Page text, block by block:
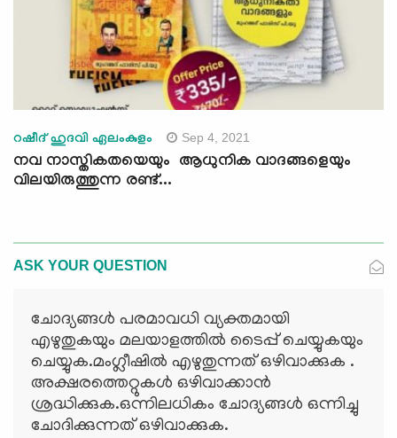
റഷീദ് ഹുദവി ഏലംകുളം Sep 4, 2021
നവ നാസ്തികതയെയും ആധുനിക വാദങ്ങളെയും
വിലയിരുത്തുന്ന രണ്ട്...
ASK YOUR QUESTION
ചോദ്യങ്ങള്‍ പരമാവധി വ്യക്തമായി
എഴുതുകയും മലയാളത്തില്‍ ടൈപ്പ് ചെയ്യുകയും
ചെയ്യുക.മംഗ്ലീഷില്‍ എഴുതുന്നത് ഒഴിവാക്കുക .
അക്ഷരത്തെറ്റുകള്‍ ഒഴിവാക്കാന്‍
ശ്രദ്ധിക്കുക.ഒന്നിലധികം ചോദ്യങ്ങള്‍ ഒന്നിച്ചു
ചോദിക്കുന്നത് ഒഴിവാക്കുക.